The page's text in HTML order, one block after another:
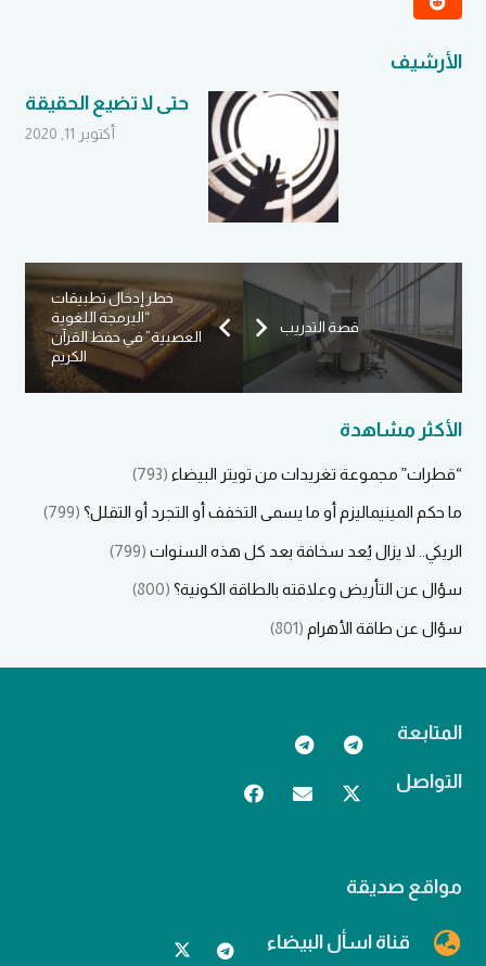
الأرشيف
حتى لا تضيع الحقيقة
أكتوبر 11, 2020
خطر إدخال تطبيقات
“البرمجة اللغوية
العصبية” في حفظ القرآن
الكريم
قصة التدريب
الأكثر مشاهدة
“قطرات” مجموعة تغريدات من تويتر البيضاء (793)
ما حكم المينيماليزم أو ما يسمى التخفف أو التجرد أو التقلل؟ (799)
الريكي.. لا يزال يُعد سخافة بعد كل هذه السنوات (799)
سؤال عن التأريض وعلاقته بالطاقة الكونية؟ (800)
سؤال عن طاقة الأهرام (801)
المتابعة
التواصل
مواقع صديقة
قناة اسأل البيضاء